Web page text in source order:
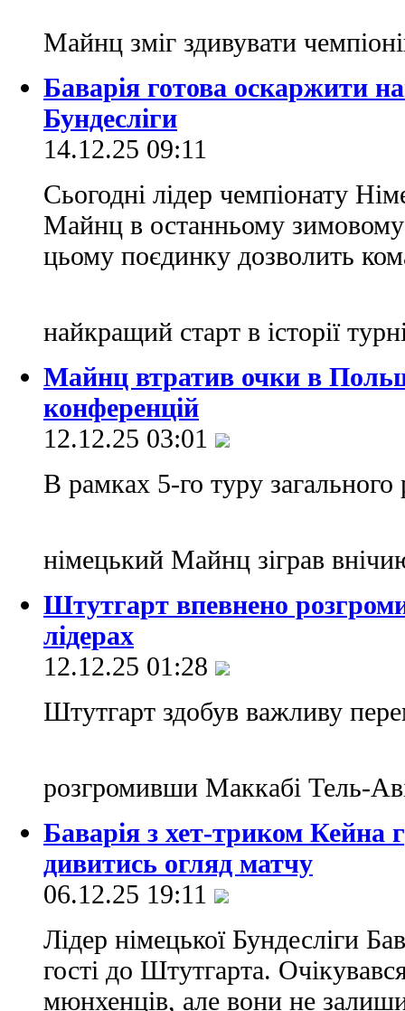
Майнц зміг здивувати
Баварія готова оскаржити
Бундесліги
14.12.25 09:11
Сьогодні лідер чемпіонату
Майнц в останньому зимовому
цьому поєдинку дозволить
найкращий старт в історії
Майнц втратив очки в
конференцій
12.12.25 03:01
В рамках 5-го туру
німецький Майнц зіграв
Штутгарт впевнено
лідерах
12.12.25 01:28
Штутгарт здобув важливу
розгромивши Маккабі Тель-
Баварія з хет-триком Кейна
дивитись огляд матчу
06.12.25 19:11
Лідер німецької Бундесліги
гості до Штутгарта.
мюнхенців, але вони не